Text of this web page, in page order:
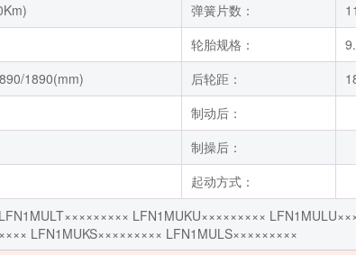
弹簧片数：
轮胎规格：
1890(mm) 后轮距：
制动后：
制操后：
起动方式：
LFN1MUKU×××××××××
LFN1MUKS××××××××× LFN1MULS×××××××××